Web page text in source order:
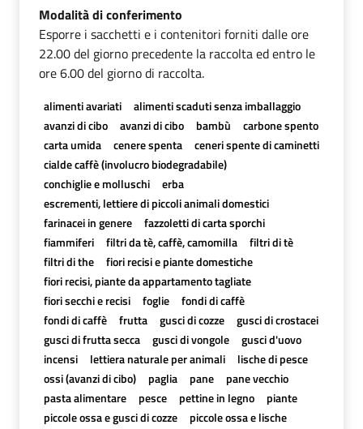
Modalità di conferimento
Esporre i sacchetti e i contenitori forniti dalle ore
22.00 del giorno precedente la raccolta ed entro le
ore 6.00 del giorno di raccolta.
alimenti avariati
alimenti scaduti senza imballaggio
avanzi di cibo
avanzi di cibo bambù
carbone spento
carta umida
cenere spenta
ceneri spente di caminetti
cialde caffè (involucro biodegradabile)
conchiglie e molluschi
erba
escrementi, lettiere di piccoli animali domestici
farinacei in genere
fazzoletti di carta sporchi
fiammiferi
filtri da tè, caffè, camomilla
filtri di tè
filtri di the
fiori recisi e piante domestiche
fiori recisi, piante da appartamento tagliate
fiori secchi e recisi
foglie
fondi di caffè
fondi di caffè
frutta gusci di cozze
gusci di crostacei
gusci di frutta secca
gusci di vongole
gusci d'uovo
incensi
lettiera naturale per animali
lische di pesce
ossi (avanzi di cibo)
paglia pane
pane vecchio
pasta alimentare
pesce pettine in legno
piante
piccole ossa e gusci di cozze
piccole ossa e lische